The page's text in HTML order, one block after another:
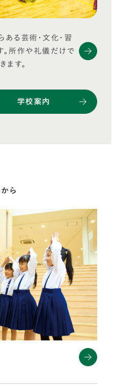
る芸術・文化・習
所作や礼儀だけで
ます。
学校案内
ら